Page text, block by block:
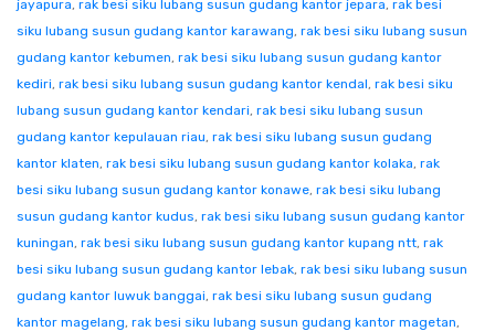
jayapura, rak besi siku lubang susun gudang kantor jepara, rak besi
siku lubang susun gudang kantor karawang, rak besi siku lubang susun
gudang kantor kebumen, rak besi siku lubang susun gudang kantor
kediri, rak besi siku lubang susun gudang kantor kendal, rak besi siku
lubang susun gudang kantor kendari, rak besi siku lubang susun
gudang kantor kepulauan riau, rak besi siku lubang susun gudang
kantor klaten, rak besi siku lubang susun gudang kantor kolaka, rak
besi siku lubang susun gudang kantor konawe, rak besi siku lubang
susun gudang kantor kudus, rak besi siku lubang susun gudang kantor
kuningan, rak besi siku lubang susun gudang kantor kupang ntt, rak
besi siku lubang susun gudang kantor lebak, rak besi siku lubang susun
gudang kantor luwuk banggai, rak besi siku lubang susun gudang
kantor magelang, rak besi siku lubang susun gudang kantor magetan,